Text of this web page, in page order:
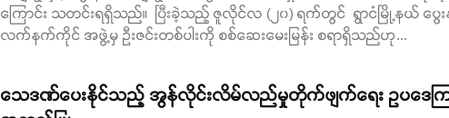
ကြောင်း သတင်းရရှိသည်။ ပြီးခဲ့သည့် ဇူလိုင်လ (၂၀) ရက်တွင် ရွာငံမြို့နယ် ပွေ
လက်နက်ကိုင် အဖွဲ့မှ ဦးဇင်းတစ်ပါးကို စစ်ဆေးမေးမြန်း စရာရှိသည်ဟု...
သေဒဏ်ပေးနိုင်သည့် အွန်လိုင်းလိမ်လည်မှုတိုက်ဖျက်ရေး ဥပဒေက